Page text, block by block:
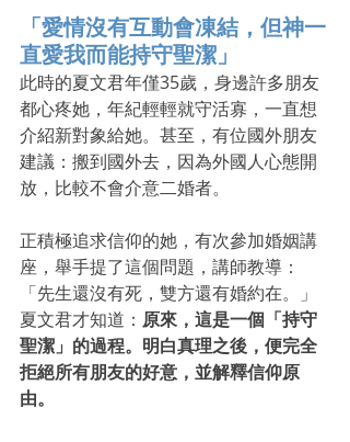
「愛情沒有互動會凍結，但神一
直愛我而能持守聖潔」
此時的夏文君年僅35歲，身邊許多朋友
都心疼她，年紀輕輕就守活寡，一直想
介紹新對象給她。甚至，有位國外朋友
建議：搬到國外去，因為外國人心態開
放，比較不會介意二婚者。
正積極追求信仰的她，有次參加婚姻講
座，舉手提了這個問題，講師教導：
「先生還沒有死，雙方還有婚約在。」
夏文君才知道： 原來，這是一個「持守
聖潔」的過程。明白真理之後，便完全
拒絕所有朋友的好意，並解釋信仰原
由。